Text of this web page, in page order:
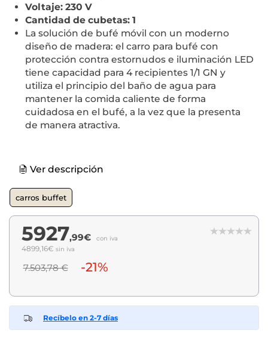
Voltaje: 230 V
Cantidad de cubetas: 1
La solución de bufé móvil con un moderno
diseño de madera: el carro para bufé con
protección contra estornudos e iluminación LED
tiene capacidad para 4 recipientes 1/1 GN y
utiliza el principio del baño de agua para
mantener la comida caliente de forma
cuidadosa en el bufé, a la vez que la presenta
de manera atractiva.
Ver descripción
carros buffet
5927,99€ con iva
4899,16€ sin iva
7.503,78 € -21%
Recíbelo en 2-7 días